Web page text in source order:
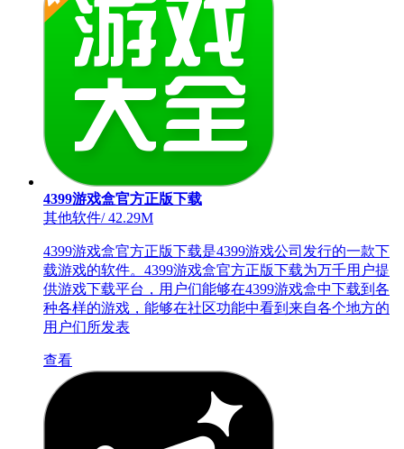
4399游戏盒官方正版下载
其他软件/42.29M
4399游戏盒官方正版下载是4399游戏公司发行的一款下
载游戏的软件。4399游戏盒官方正版下载为万千用户提
供游戏下载平台，用户们能够在4399游戏盒中下载到各
种各样的游戏，能够在社区功能中看到来自各个地方的
用户们所发表
查看